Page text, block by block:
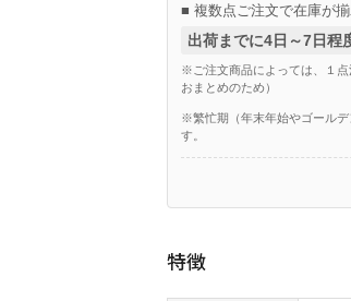
■ 複数点ご注文で在庫が
出荷までに4日～7日程
※ご注文商品によっては、１点
おまとめのため）
※繁忙期（年末年始やゴールデ
す。
特徴